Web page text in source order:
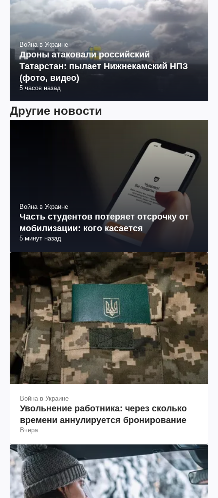
Война в Украине
Дроны атаковали российский
Татарстан: пылает Нижнекамский НПЗ
(фото, видео)
5 часов назад
Другие новости
Война в Украине
Часть студентов потеряет отсрочку от
мобилизации: кого касается
5 минут назад
Война в Украине
Увольнение работника: через сколько
времени аннулируется бронирование
Вчера